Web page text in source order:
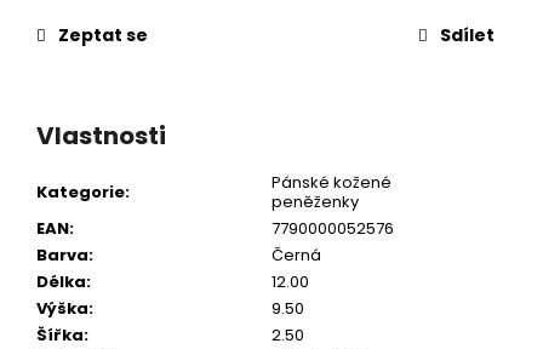
Zeptat se
Sdílet
Vlastnosti
Kategorie:
Pánské kožené
peněženky
EAN:
7790000052576
Barva:
Černá
Délka:
12.00
Výška:
9.50
Šířka:
2.50